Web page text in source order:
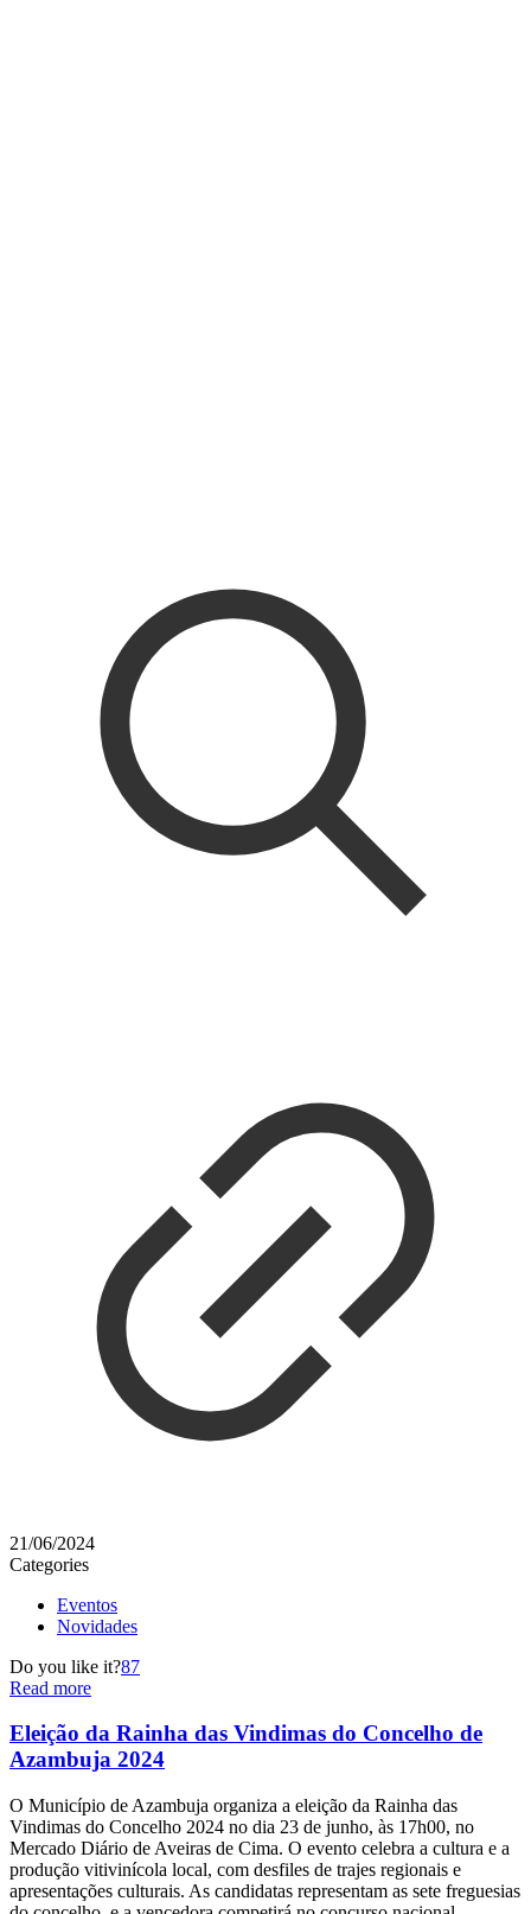
21/06/2024
Categories
Eventos
Novidades
Do you like it?87
Read more
Eleição da Rainha das Vindimas do Concelho de
Azambuja 2024
O Município de Azambuja organiza a eleição da Rainha das
Vindimas do Concelho 2024 no dia 23 de junho, às 17h00, no
Mercado Diário de Aveiras de Cima. O evento celebra a cultura e a
produção vitivinícola local, com desfiles de trajes regionais e
apresentações culturais. As candidatas representam as sete freguesias